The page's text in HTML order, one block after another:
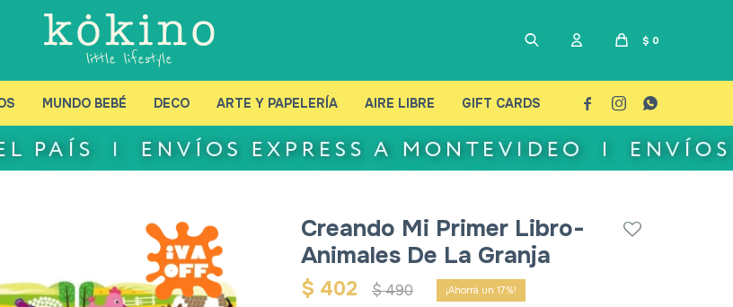
MUNDO BEBÉ DECO ARTE Y PAPELERÍA AIRE LIBRE GIFT CARDS
$ 0
  
Creando Mi Primer Libro-
Animales De La Granja
$ 402 $490 17